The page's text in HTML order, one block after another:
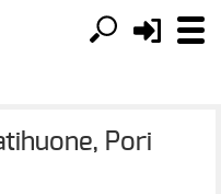
Pori